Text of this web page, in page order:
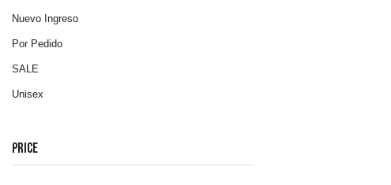
Nuevo Ingreso
Por Pedido
SALE
Unisex
PRICE